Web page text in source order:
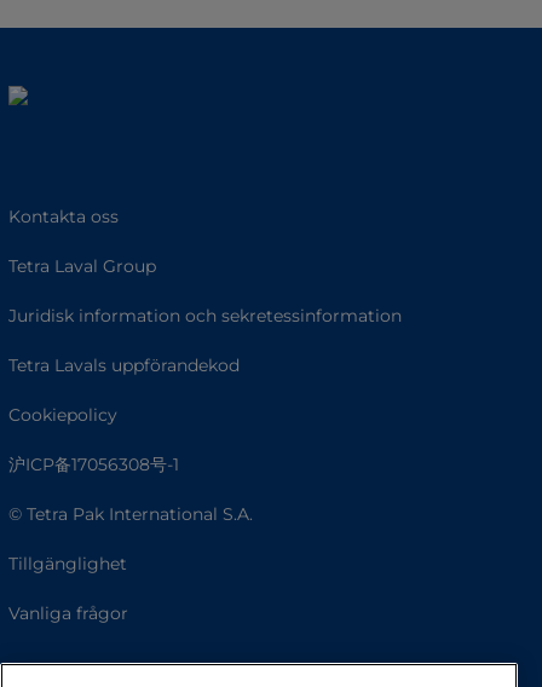
Kontakta oss
Tetra Laval Group
Juridisk information och sekretessinformation
Tetra Lavals uppförandekod
Cookiepolicy
沪ICP备17056308号-1
© Tetra Pak International S.A.
Tillgänglighet
Vanliga frågor